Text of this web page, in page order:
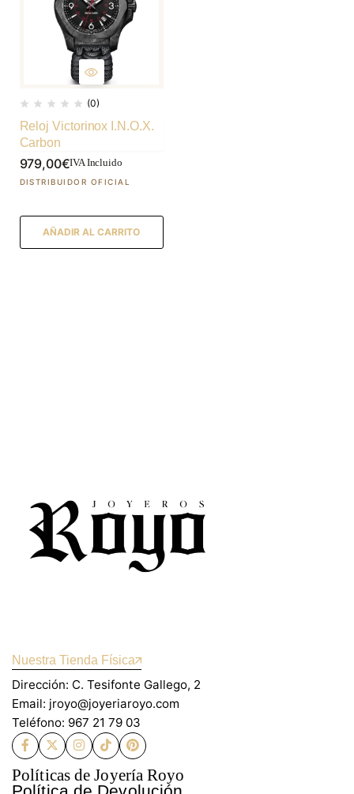
(0)
Reloj Victorinox I.N.O.X.
Carbon
979,00€IVA Incluido
AÑADIR AL CARRITO
Nuestra Tienda Física
Dirección: C. Tesifonte Gallego, 2
Email: jroyo@joyeriaroyo.com
Teléfono: 967 21 79 03
Políticas de Joyería Royo
Política de Devolución